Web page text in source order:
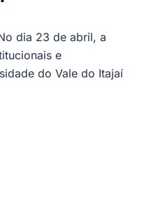
dia 23 de abril, a
e
do Vale do Itajaí